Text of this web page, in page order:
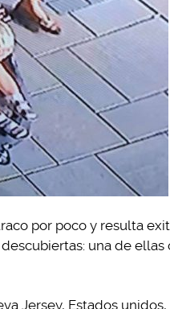
por poco y resulta
una de ellas
Jersey, Estados